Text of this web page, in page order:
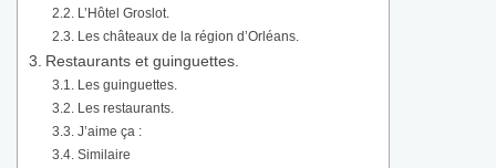
L’Hôtel Groslot.
Les châteaux de la région d’Orléans.
Restaurants et guinguettes.
Les guinguettes.
Les restaurants.
J’aime ça :
Similaire